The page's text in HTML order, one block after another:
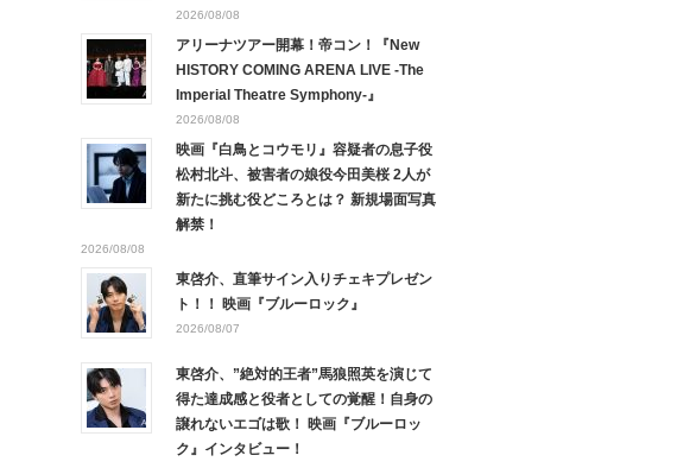
2026/08/08
アリーナツアー開幕！帝コン！『New
HISTORY COMING ARENA LIVE -The
Imperial Theatre Symphony-』
2026/08/08
映画『白鳥とコウモリ』容疑者の息子役
松村北斗、被害者の娘役今田美桜 2人が
新たに挑む役どころとは？ 新規場面写真
解禁！
2026/08/08
東啓介、直筆サイン入りチェキプレゼン
ト！！ 映画『ブルーロック』
2026/08/07
東啓介、”絶対的王者”馬狼照英を演じて
得た達成感と役者としての覚醒！自身の
譲れないエゴは歌！ 映画『ブルーロッ
ク』インタビュー！